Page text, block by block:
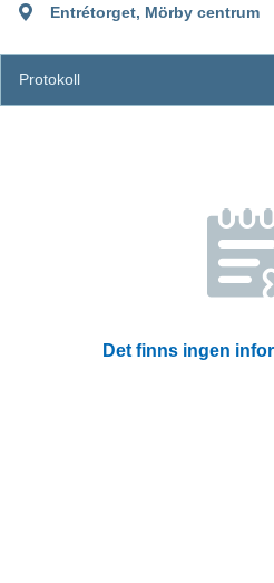
Entrétorget, Mörby centrum
Protokoll
Det finns ingen